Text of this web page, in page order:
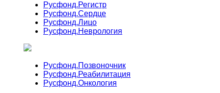
Русфонд.Регистр
Русфонд.Сердце
Русфонд.Лицо
Русфонд.Неврология
Русфонд.Позвоночник
Русфонд.Реабилитация
Русфонд.Онкология